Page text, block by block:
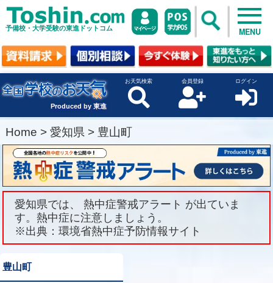
予備校・大学受験の東進ドットコム MENU
Produced by 東進
お天気検索 会員登録 ログイン
Home > 愛知県 > 豊山町
愛知県では、 熱中症警戒アラート が出ていま
す。熱中症に注意しましょう。
※出典：環境省熱中症予防情報サイト
豊山町